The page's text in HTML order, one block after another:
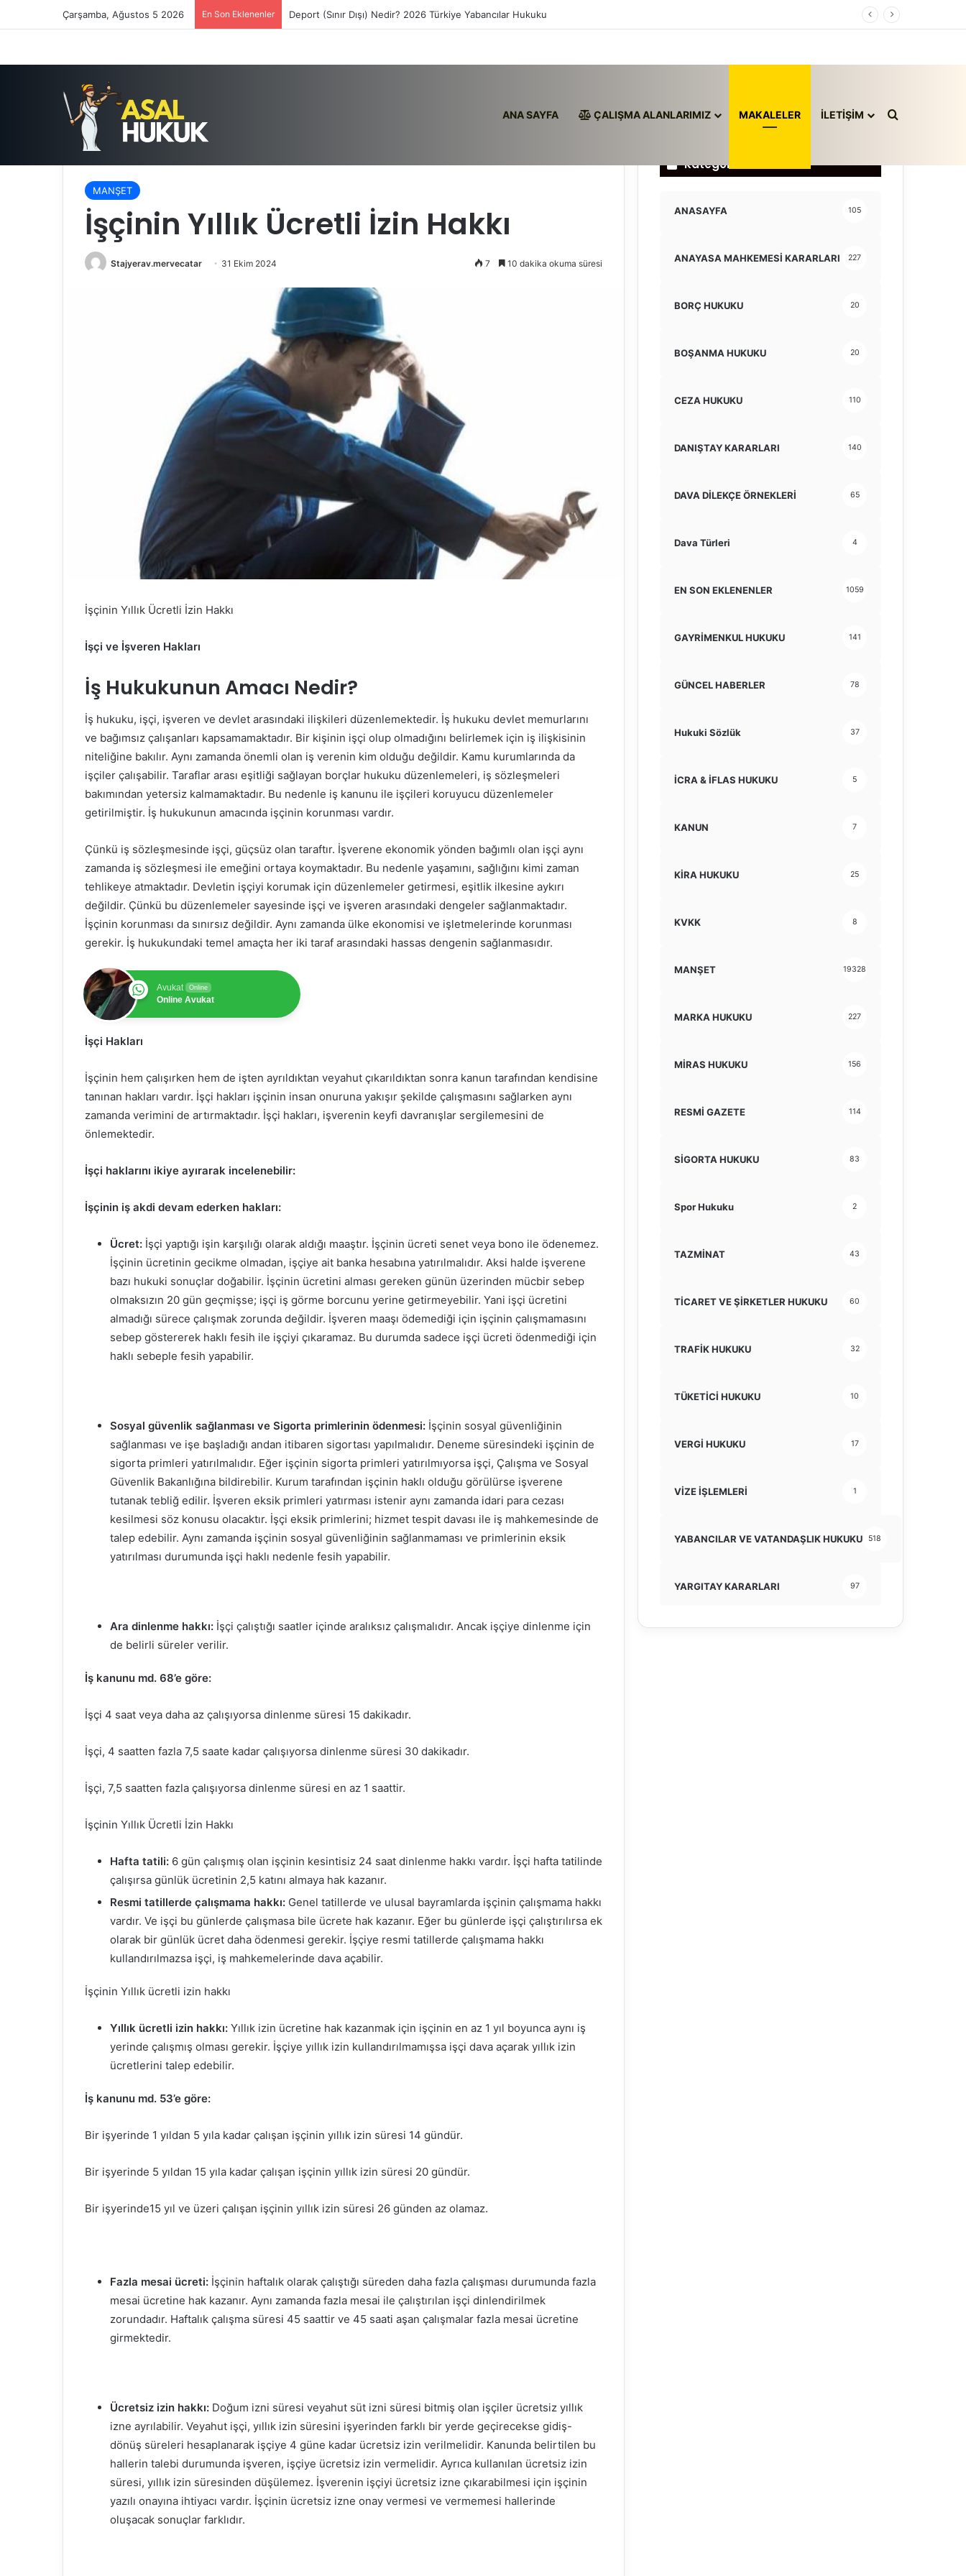
Çarşamba, Ağustos 5 2026 En Son Eklenenler Deport (Sınır Dışı) Nedir? 2026 Türkiye Yabancılar Hukuku
ANA SAYFA ÇALIŞMA ALANLARIMIZ MAKALELER İLETİŞİM Arama yap
MANŞET
İşçinin Yıllık Ücretli İzin Hakkı
Stajyerav.mervecatar 31 Ekim 2024 7 10 dakika okuma süresi
İşçinin Yıllık Ücretli İzin Hakkı
İşçi ve İşveren Hakları
İş Hukukunun Amacı Nedir?
İş hukuku, işçi, işveren ve devlet arasındaki ilişkileri düzenlemektedir. İş hukuku devlet memurlarını
ve bağımsız çalışanları kapsamamaktadır. Bir kişinin işçi olup olmadığını belirlemek için iş ilişkisinin
niteliğine bakılır. Aynı zamanda önemli olan iş verenin kim olduğu değildir. Kamu kurumlarında da
işçiler çalışabilir. Taraflar arası eşitliği sağlayan borçlar hukuku düzenlemeleri, iş sözleşmeleri
bakımından yetersiz kalmamaktadır. Bu nedenle iş kanunu ile işçileri koruyucu düzenlemeler
getirilmiştir. İş hukukunun amacında işçinin korunması vardır.
Çünkü iş sözleşmesinde işçi, güçsüz olan taraftır. İşverene ekonomik yönden bağımlı olan işçi aynı
zamanda iş sözleşmesi ile emeğini ortaya koymaktadır. Bu nedenle yaşamını, sağlığını kimi zaman
tehlikeye atmaktadır. Devletin işçiyi korumak için düzenlemeler getirmesi, eşitlik ilkesine aykırı
değildir. Çünkü bu düzenlemeler sayesinde işçi ve işveren arasındaki dengeler sağlanmaktadır.
İşçinin korunması da sınırsız değildir. Aynı zamanda ülke ekonomisi ve işletmelerinde korunması
gerekir. İş hukukundaki temel amaçta her iki taraf arasındaki hassas dengenin sağlanmasıdır.
Avukat Online
Online Avukat
İşçi Hakları
İşçinin hem çalışırken hem de işten ayrıldıktan veyahut çıkarıldıktan sonra kanun tarafından kendisine
tanınan hakları vardır. İşçi hakları işçinin insan onuruna yakışır şekilde çalışmasını sağlarken aynı
zamanda verimini de artırmaktadır. İşçi hakları, işverenin keyfi davranışlar sergilemesini de
önlemektedir.
İşçi haklarını ikiye ayırarak incelenebilir:
İşçinin iş akdi devam ederken hakları:
Ücret: İşçi yaptığı işin karşılığı olarak aldığı maaştır. İşçinin ücreti senet veya bono ile ödenemez.
İşçinin ücretinin gecikme olmadan, işçiye ait banka hesabına yatırılmalıdır. Aksi halde işverene
bazı hukuki sonuçlar doğabilir. İşçinin ücretini alması gereken günün üzerinden mücbir sebep
olmaksızın 20 gün geçmişse; işçi iş görme borcunu yerine getirmeyebilir. Yani işçi ücretini
almadığı sürece çalışmak zorunda değildir. İşveren maaşı ödemediği için işçinin çalışmamasını
sebep göstererek haklı fesih ile işçiyi çıkaramaz. Bu durumda sadece işçi ücreti ödenmediği için
haklı sebeple fesih yapabilir.
Sosyal güvenlik sağlanması ve Sigorta primlerinin ödenmesi: İşçinin sosyal güvenliğinin
sağlanması ve işe başladığı andan itibaren sigortası yapılmalıdır. Deneme süresindeki işçinin de
sigorta primleri yatırılmalıdır. Eğer işçinin sigorta primleri yatırılmıyorsa işçi, Çalışma ve Sosyal
Güvenlik Bakanlığına bildirebilir. Kurum tarafından işçinin haklı olduğu görülürse işverene
tutanak tebliğ edilir. İşveren eksik primleri yatırması istenir aynı zamanda idari para cezası
kesilmesi söz konusu olacaktır. İşçi eksik primlerini; hizmet tespit davası ile iş mahkemesinde de
talep edebilir. Aynı zamanda işçinin sosyal güvenliğinin sağlanmaması ve primlerinin eksik
yatırılması durumunda işçi haklı nedenle fesih yapabilir.
Ara dinlenme hakkı: İşçi çalıştığı saatler içinde aralıksız çalışmalıdır. Ancak işçiye dinlenme için
de belirli süreler verilir.
İş kanunu md. 68’e göre:
İşçi 4 saat veya daha az çalışıyorsa dinlenme süresi 15 dakikadır.
İşçi, 4 saatten fazla 7,5 saate kadar çalışıyorsa dinlenme süresi 30 dakikadır.
İşçi, 7,5 saatten fazla çalışıyorsa dinlenme süresi en az 1 saattir.
İşçinin Yıllık Ücretli İzin Hakkı
Hafta tatili: 6 gün çalışmış olan işçinin kesintisiz 24 saat dinlenme hakkı vardır. İşçi hafta tatilinde
çalışırsa günlük ücretinin 2,5 katını almaya hak kazanır.
Resmi tatillerde çalışmama hakkı: Genel tatillerde ve ulusal bayramlarda işçinin çalışmama hakkı
vardır. Ve işçi bu günlerde çalışmasa bile ücrete hak kazanır. Eğer bu günlerde işçi çalıştırılırsa ek
olarak bir günlük ücret daha ödenmesi gerekir. İşçiye resmi tatillerde çalışmama hakkı
kullandırılmazsa işçi, iş mahkemelerinde dava açabilir.
İşçinin Yıllık ücretli izin hakkı
Yıllık ücretli izin hakkı: Yıllık izin ücretine hak kazanmak için işçinin en az 1 yıl boyunca aynı iş
yerinde çalışmış olması gerekir. İşçiye yıllık izin kullandırılmamışsa işçi dava açarak yıllık izin
ücretlerini talep edebilir.
İş kanunu md. 53’e göre:
Bir işyerinde 1 yıldan 5 yıla kadar çalışan işçinin yıllık izin süresi 14 gündür.
Bir işyerinde 5 yıldan 15 yıla kadar çalışan işçinin yıllık izin süresi 20 gündür.
Bir işyerinde15 yıl ve üzeri çalışan işçinin yıllık izin süresi 26 günden az olamaz.
Fazla mesai ücreti: İşçinin haftalık olarak çalıştığı süreden daha fazla çalışması durumunda fazla
mesai ücretine hak kazanır. Aynı zamanda fazla mesai ile çalıştırılan işçi dinlendirilmek
zorundadır. Haftalık çalışma süresi 45 saattir ve 45 saati aşan çalışmalar fazla mesai ücretine
girmektedir.
Ücretsiz izin hakkı: Doğum izni süresi veyahut süt izni süresi bitmiş olan işçiler ücretsiz yıllık
izne ayrılabilir. Veyahut işçi, yıllık izin süresini işyerinden farklı bir yerde geçirecekse gidiş-
dönüş süreleri hesaplanarak işçiye 4 güne kadar ücretsiz izin verilmelidir. Kanunda belirtilen bu
hallerin talebi durumunda işveren, işçiye ücretsiz izin vermelidir. Ayrıca kullanılan ücretsiz izin
süresi, yıllık izin süresinden düşülemez. İşverenin işçiyi ücretsiz izne çıkarabilmesi için işçinin
yazılı onayına ihtiyacı vardır. İşçinin ücretsiz izne onay vermesi ve vermemesi hallerinde
oluşacak sonuçlar farklıdır.
Kategoriler
ANASAYFA 105
ANAYASA MAHKEMESİ KARARLARI 227
BORÇ HUKUKU 20
BOŞANMA HUKUKU 20
CEZA HUKUKU 110
DANIŞTAY KARARLARI 140
DAVA DİLEKÇE ÖRNEKLERİ 65
Dava Türleri 4
EN SON EKLENENLER 1059
GAYRİMENKUL HUKUKU 141
GÜNCEL HABERLER 78
Hukuki Sözlük 37
İCRA & İFLAS HUKUKU 5
KANUN 7
KİRA HUKUKU 25
KVKK 8
MANŞET 19328
MARKA HUKUKU 227
MİRAS HUKUKU 156
RESMİ GAZETE 114
SİGORTA HUKUKU 83
Spor Hukuku 2
TAZMİNAT 43
TİCARET VE ŞİRKETLER HUKUKU 60
TRAFİK HUKUKU 32
TÜKETİCİ HUKUKU 10
VERGİ HUKUKU 17
VİZE İŞLEMLERİ 1
YABANCILAR VE VATANDAŞLIK HUKUKU 518
YARGITAY KARARLARI 97